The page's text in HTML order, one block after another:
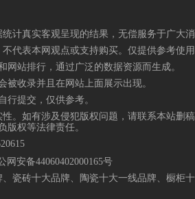
计真实客观呈现的结果，无偿服务于广大消
代表本网观点或支持购买。仅提供参考使用
网站排行，通过广泛的数据资源而生成。
收录并且在网站上面展示出现。
行提交，仅供参考。
。如有涉及侵犯版权问题，请联系本站删
版权等法律责任。
网安备44060402000165号
瓷砖十大品牌、陶瓷十大一线品牌、橱柜